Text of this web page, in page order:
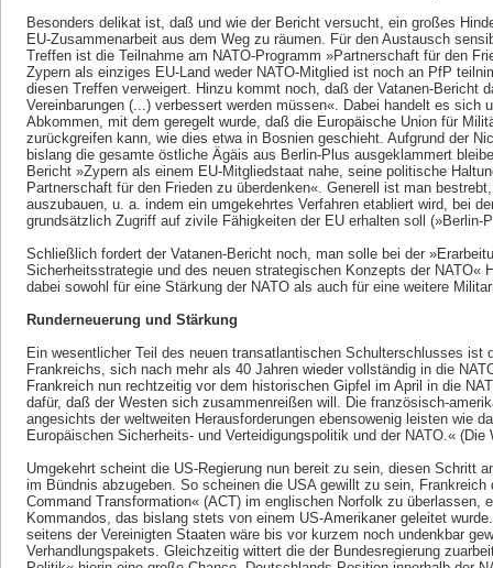
Besonders delikat ist, daß und wie der Bericht versucht, ein großes
EU-Zusammenarbeit aus dem Weg zu räumen. Für den Austausch
Treffen ist die Teilnahme am NATO-Programm »Partnerschaft für den
Zypern als einziges EU-Land weder NATO-Mitglied ist noch an PfP
diesen Treffen verweigert. Hinzu kommt noch, daß der Vatanen-Bericht
Vereinbarungen (...) verbessert werden müssen«. Dabei handelt es sich
Abkommen, mit dem geregelt wurde, daß die Europäische Union für
zurückgreifen kann, wie dies etwa in Bosnien geschieht. Aufgrund der
bislang die gesamte östliche Ägäis aus Berlin-Plus ausgeklammert
Bericht »Zypern als einem EU-Mitgliedstaat nahe, seine politische
Partnerschaft für den Frieden zu überdenken«. Generell ist man
auszubauen, u. a. indem ein umgekehrtes Verfahren etabliert wird, bei
grundsätzlich Zugriff auf zivile Fähigkeiten der EU erhalten soll (»Berlin-
Schließlich fordert der Vatanen-Bericht noch, man solle bei der
Sicherheitsstrategie und des neuen strategischen Konzepts der NATO«
dabei sowohl für eine Stärkung der NATO als auch für eine weitere
Runderneuerung und Stärkung
Ein wesentlicher Teil des neuen transatlantischen Schulterschlusses ist
Frankreichs, sich nach mehr als 40 Jahren wieder vollständig in die
Frankreich nun rechtzeitig vor dem historischen Gipfel im April in die
dafür, daß der Westen sich zusammenreißen will. Die französisch-
angesichts der weltweiten Herausforderungen ebensowenig leisten wie
Europäischen Sicherheits- und Verteidigungspolitik und der ­NATO.« (Die
Umgekehrt scheint die US-Regierung nun bereit zu sein, diesen Schritt
im Bündnis abzugeben. So scheinen die USA gewillt zu sein, Frankreich
Command Transformation« (ACT) im englischen Norfolk zu überlassen,
Kommandos, das bislang stets von einem US-Amerikaner geleitet
seitens der Vereinigten Staaten wäre bis vor kurzem noch undenkbar
Verhandlungspakets. Gleichzeitig wittert die der Bundesregierung